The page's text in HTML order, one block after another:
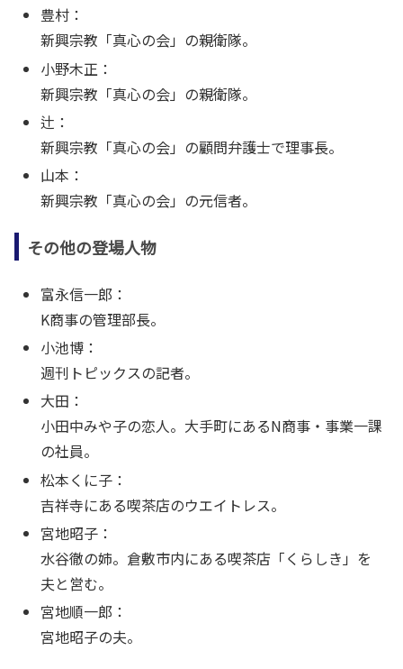
豊村：
新興宗教「真心の会」の親衛隊。
小野木正：
新興宗教「真心の会」の親衛隊。
辻：
新興宗教「真心の会」の顧問弁護士で理事長。
山本：
新興宗教「真心の会」の元信者。
その他の登場人物
富永信一郎：
K商事の管理部長。
小池博：
週刊トピックスの記者。
大田：
小田中みや子の恋人。大手町にあるN商事・事業一課
の社員。
松本くに子：
吉祥寺にある喫茶店のウエイトレス。
宮地昭子：
水谷徹の姉。倉敷市内にある喫茶店「くらしき」を
夫と営む。
宮地順一郎：
宮地昭子の夫。